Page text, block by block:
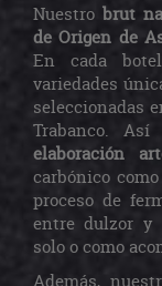
Nuestro brut
de Origen de
En cada
variedades
seleccionadas
Trabanco.
elaboración
carbónico
proceso de
entre dulzor y
solo o como
Además,